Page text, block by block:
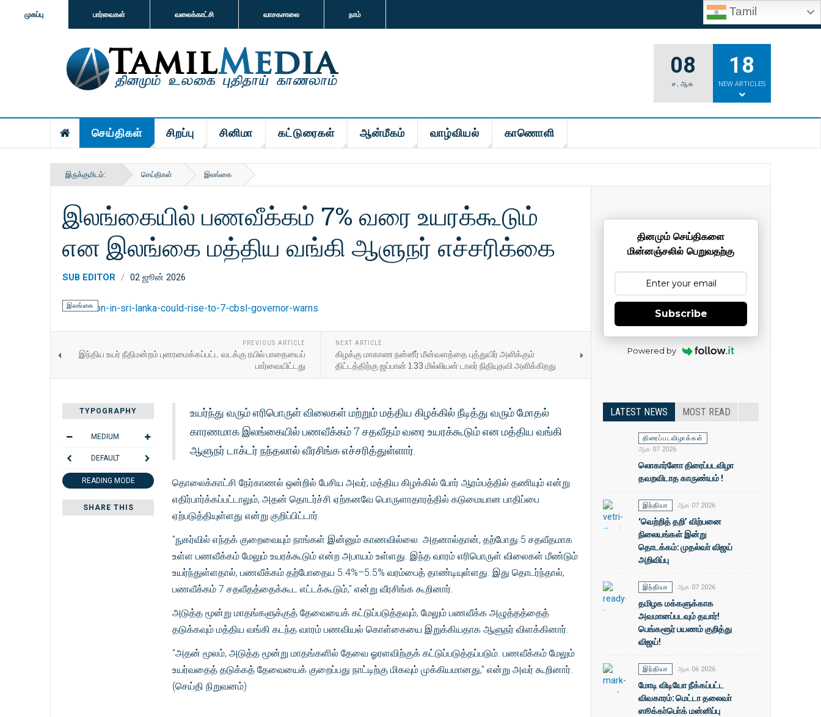
முகப்பு பார்வைகள் வலைக்காட்சி வாசகசாலை நாம் Tamil
08
ச , ஆக
18
NEW ARTICLES
செய்திகள் சிறப்பு சினிமா கட்டுரைகள் ஆன்மீகம் வாழ்வியல் காணொளி
இருக்குமிடம்: செய்திகள் இலங்கை
இலங்கையில் பணவீக்கம் 7% வரை உயரக்கூடும்
என இலங்கை மத்திய வங்கி ஆளுநர் எச்சரிக்கை
SUB EDITOR 02 ஜூன் 2026
இலங்கை
PREVIOUS ARTICLE
இந்திய உயர் நீதிமன்றம் புனரமைக்கப்பட்ட வடக்கு ரயில் பாதையைப்
பார்வையிட்டது
NEXT ARTICLE
கிழக்கு மாகாண நன்னீர் மீன்வளத்தை புத்துயிர் அளிக்கும்
திட்டத்திற்கு ஜப்பான் 1.33 மில்லியன் டாலர் நிதியுதவி அளிக்கிறது
TYPOGRAPHY
MEDIUM
DEFAULT
READING MODE
SHARE THIS
உயர்ந்து வரும் எரிபொருள் விலைகள் மற்றும் மத்திய கிழக்கில் நீடித்து வரும் மோதல்
காரணமாக இலங்கையில் பணவீக்கம் 7 ​​சதவீதம் வரை உயரக்கூடும் என மத்திய வங்கி
ஆளுநர் டாக்டர் நந்தலால் வீரசிங்க எச்சரித்துள்ளார்.
தொலைக்காட்சி நேர்காணல் ஒன்றில் பேசிய அவர், மத்திய கிழக்கில் போர் ஆரம்பத்தில் தணியும் என்று
எதிர்பார்க்கப்பட்டாலும், அதன் தொடர்ச்சி ஏற்கனவே பொருளாதாரத்தில் கடுமையான பாதிப்பை
ஏற்படுத்தியுள்ளது என்று குறிப்பிட்டார்.
"நுகர்வில் எந்தக் குறைவையும் நாங்கள் இன்னும் காணவில்லை. அதனால்தான், தற்போது 5 சதவீதமாக
உள்ள பணவீக்கம் மேலும் உயரக்கூடும் என்ற அபாயம் உள்ளது. இந்த வாரம் எரிபொருள் விலைகள் மீண்டும்
உயர்ந்துள்ளதால், பணவீக்கம் தற்போதைய 5.4%–5.5% வரம்பைத் தாண்டியுள்ளது. இது தொடர்ந்தால்,
பணவீக்கம் 7 ​​சதவீதத்தைக்கூட எட்டக்கூடும்," என்று வீரசிங்க கூறினார்.
அடுத்த மூன்று மாதங்களுக்குத் தேவையைக் கட்டுப்படுத்தவும், மேலும் பணவீக்க அழுத்தத்தைத்
தடுக்கவும் மத்திய வங்கி கடந்த வாரம் பணவியல் கொள்கையை இறுக்கியதாக ஆளுநர் விளக்கினார்.
"அதன் மூலம், அடுத்த மூன்று மாதங்களில் தேவை ஓரளவிற்குக் கட்டுப்படுத்தப்படும். பணவீக்கம் மேலும்
உயர்வதைத் தடுக்கத் தேவையைக் குறைப்பது நாட்டிற்கு மிகவும் முக்கியமானது," என்று அவர் கூறினார்.
(செய்தி நிறுவனம்)
தினமும் செய்திகளை
மின்னஞ்சலில் பெறுவதற்கு
Subscribe
Powered by
LATEST NEWS MOST READ
திரைப்படவிழாக்கள்
ஆக 07 2026
லொகார்னோ திரைப்படவிழா
தவறவிடாத காருண்யம் !
இந்தியா ஆக 07 2026
‘வெற்றித் தறி’ விற்பனை
நிலையங்கள் இன்று
தொடக்கம்: முதல்வா் விஜய்
அறிவிப்பு
இந்தியா ஆக 07 2026
தமிழக மக்களுக்காக
அவமானப்படவும் தயார்!
பெங்களூர் பயணம் குறித்து
விஜய்!
இந்தியா ஆக 06 2026
மோடி விடியோ நீக்கப்பட்ட
விவகாரம்: மெட்டா தலைவா்
ஸூக்கா்பொ்க் மன்னிப்பு